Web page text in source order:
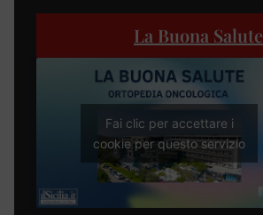
La Buona Salute
Fai clic per accettare i
cookie per questo servizio